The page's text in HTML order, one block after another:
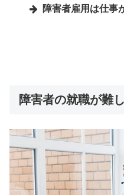
障害者雇用は仕事
障害者の就職が難